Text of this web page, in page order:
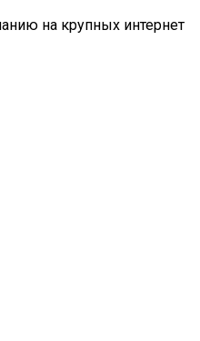
на крупных интернет